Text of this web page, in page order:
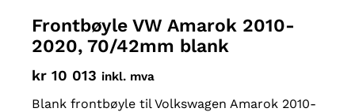
Frontbøyle VW Amarok 2010-
2020, 70/42mm blank
kr 10 013 inkl. mva
Blank frontbøyle til Volkswagen Amarok 2010-